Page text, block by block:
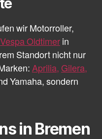
wir Motorroller,
Vespa Oldtimer in
Standort nicht nur
Aprilia, Gilera,
Yamaha, sondern
in Bremen